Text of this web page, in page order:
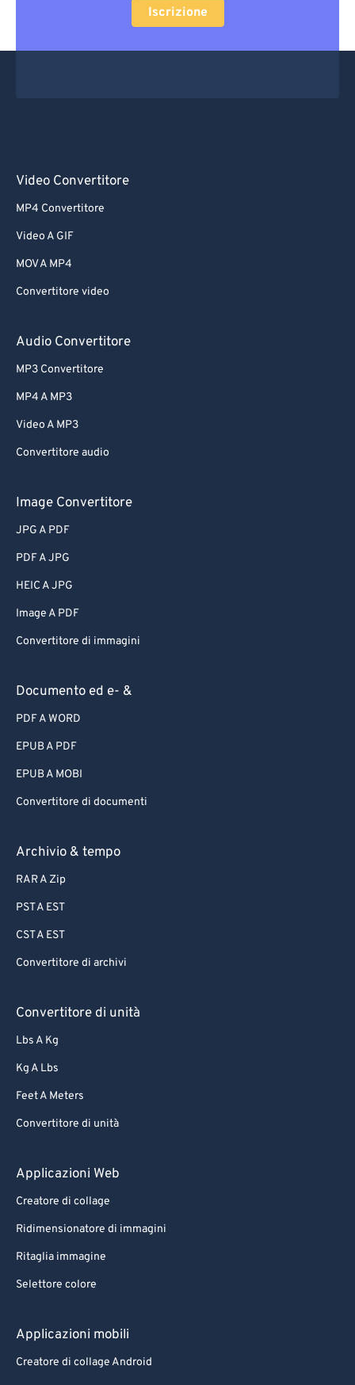
Iscrizione
Video Convertitore
MP4 Convertitore
Video A GIF
MOV A MP4
Convertitore video
Audio Convertitore
MP3 Convertitore
MP4 A MP3
Video A MP3
Convertitore audio
Image Convertitore
JPG A PDF
PDF A JPG
HEIC A JPG
Image A PDF
Convertitore di immagini
Documento ed e- &
PDF A WORD
EPUB A PDF
EPUB A MOBI
Convertitore di documenti
Archivio & tempo
RAR A Zip
PST A EST
CST A EST
Convertitore di archivi
Convertitore di unità
Lbs A Kg
Kg A Lbs
Feet A Meters
Convertitore di unità
Applicazioni Web
Creatore di collage
Ridimensionatore di immagini
Ritaglia immagine
Selettore colore
Applicazioni mobili
Creatore di collage Android